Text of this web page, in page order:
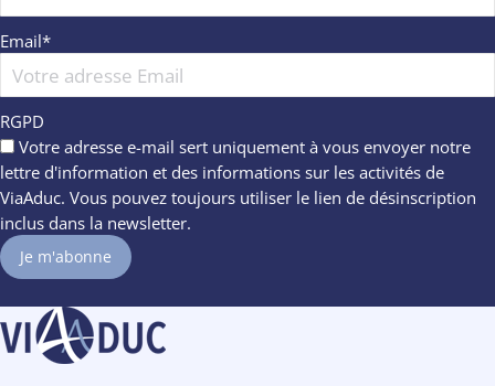
concernant
cookies
avons attendu d'être sûrs que le contenu de ce site vous
Email*
RGPD
Votre adresse e-mail sert uniquement à vous envoyer notre
lettre d'information et des informations sur les activités de
ViaAduc. Vous pouvez toujours utiliser le lien de désinscription
inclus dans la newsletter.
Je m'abonne